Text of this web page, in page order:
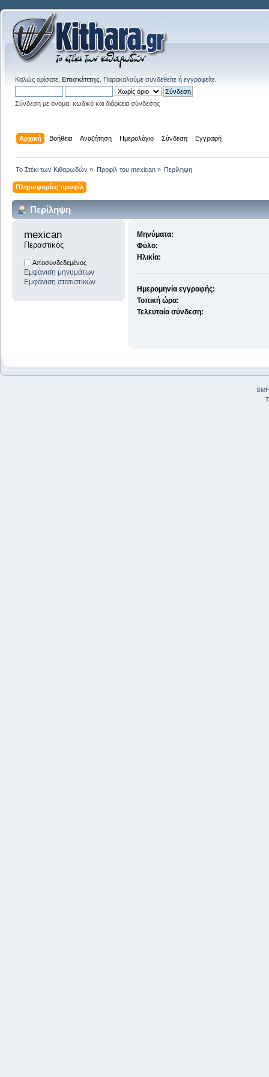
Καλώς ορίσατε, Επισκέπτης . Παρακαλούμε συνδεθείτε ή εγγραφείτε
Σύνδεση με όνομα, κωδικό και διάρκεια σύνδεσης
Αρχική Βοήθεια Αναζήτηση Ημερολόγιο Σύνδεση Εγγραφή
Το Στέκι των Κιθαρωδών » Προφίλ του mexican» Περίληψη
Πληροφορίες προφίλ
Περίληψη
mexican
Περαστικός
Αποσυνδεδεμένος
Εμφάνιση μηνυμάτων
Εμφάνιση στατιστικών
Μηνύματα:
Φύλο:
Ηλικία:
Ημερομηνία εγγραφής:
Τοπική ώρα:
Τελευταία σύνδεση: